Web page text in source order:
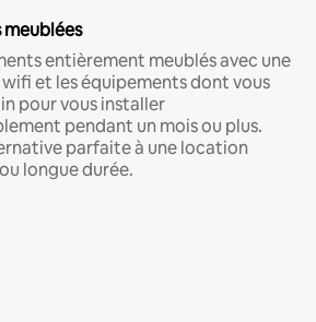
entièrement meublés avec une
wifi et les équipements dont vous
pour vous installer
pendant un mois ou plus.
parfaite à une location
longue durée.